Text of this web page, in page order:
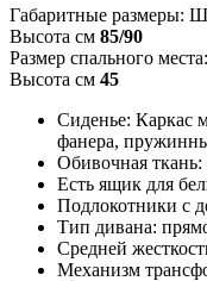
Габаритные размеры:
Высота см 85/90
Размер спального
Высота см 45
Сиденье: Каркас
фанера,
Обивочная ткань:
Есть ящик для
Подлокотники с
Тип дивана:
Средней
Механизм